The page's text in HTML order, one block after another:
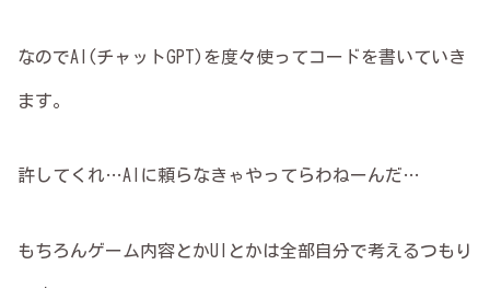
なのでAI(チャットGPT)を度々使ってコードを書いていき
ます。
許してくれ…AIに頼らなきゃやってらわねーんだ…
もちろんゲーム内容とかUIとかは全部自分で考えるつもり